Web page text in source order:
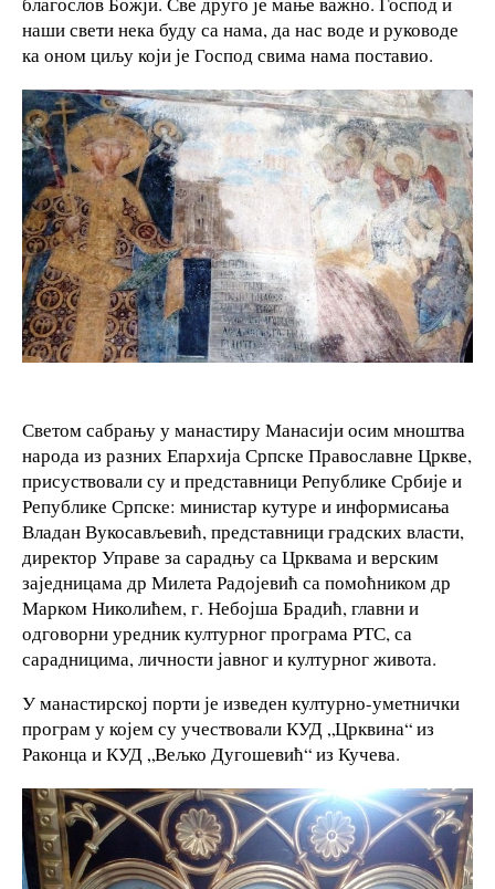
наши свети нека буду са нама, да нас воде и руководе
ка оном циљу који је Господ свима нама поставио.
Светом сабрању у манастиру Манасији осим мноштва
народа из разних Епархија Српске Православне Цркве,
присуствовали су и представници Републике Србије и
Републике Српске: министар кутуре и информисања
Владан Вукосављевић, представници градских власти,
директор Управе за сарадњу са Црквама и верским
заједницама др Милета Радојевић са помоћником др
Марком Николићем, г. Небојша Брадић, главни и
одговорни уредник културног програма РТС, са
сарадницима, личности јавног и културног живота.
У манастирској порти је изведен културно-уметнички
програм у којем су учествовали КУД „Црквина“ из
Раконца и КУД „Вељко Дугошевић“ из Кучева.